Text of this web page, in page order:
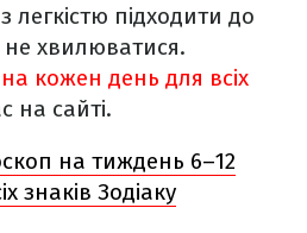
легкістю підходити до
не хвилюватися.
кожен день для всіх
на сайті.
на тиждень 6–12
знаків Зодіаку